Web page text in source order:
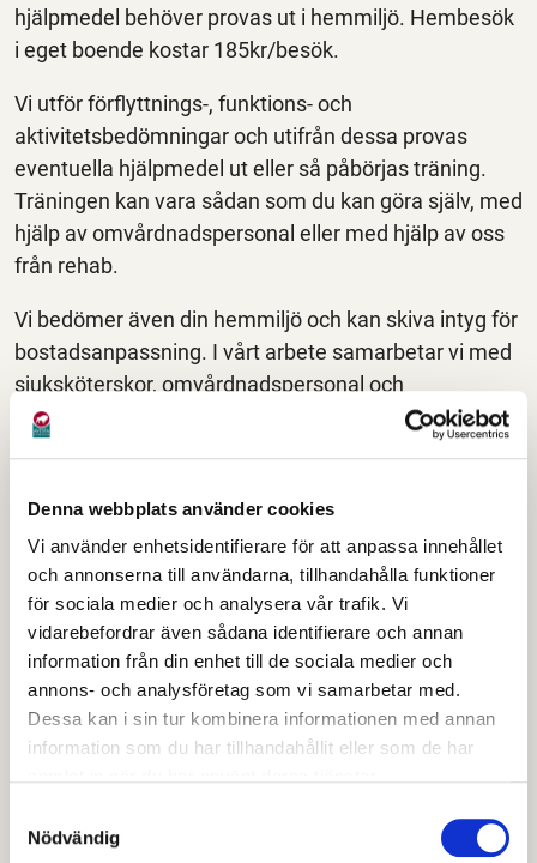
Denna webbplats använder cookies
Vi använder enhetsidentifierare för att anpassa innehållet
och annonserna till användarna, tillhandahålla funktioner
för sociala medier och analysera vår trafik. Vi
vidarebefordrar även sådana identifierare och annan
information från din enhet till de sociala medier och
annons- och analysföretag som vi samarbetar med.
Dessa kan i sin tur kombinera informationen med annan
information som du har tillhandahållit eller som de har
Nödvändig
hjälpmedel behöver provas ut i hemmiljö. Hembesök
i eget boende kostar 185kr/besök.
Vi utför förflyttnings-, funktions- och
aktivitetsbedömningar och utifrån dessa provas
eventuella hjälpmedel ut eller så påbörjas träning.
Träningen kan vara sådan som du kan göra själv, med
hjälp av omvårdnadspersonal eller med hjälp av oss
från rehab.
Vi bedömer även din hemmiljö och kan skiva intyg för
bostadsanpassning. I vårt arbete samarbetar vi med
sjuksköterskor, omvårdnadspersonal och
biståndshandläggare.
Hjälpmedel
De flesta hjälpmedel är ett lån från Dalarnas
hjälpmedelscenter. Hjälpmedlen provas ut av
arbetsterapeut eller fysioterapeut/sjukgymnast
utifrån dina behov. När du inte längre behöver
hjälpmedlet ska det lämnas tillbaka.
Du betalar en hjälpmedelsavgift på 250 kronor per
Det innebär att du som mest betalar 1 450 kronor